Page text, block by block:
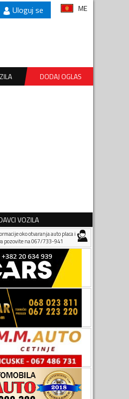
Uloguj se ME
DODAJ OGLAS
VOZILA
oko otvaranja auto placa i
pozovite na 067/733-941